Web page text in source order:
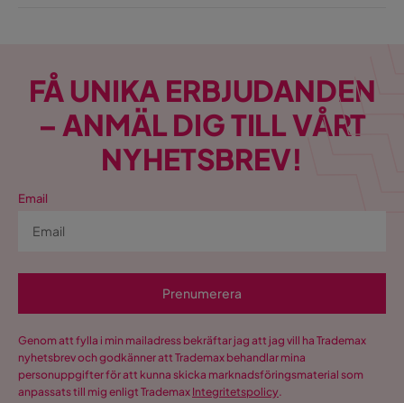
FÅ UNIKA ERBJUDANDEN
– ANMÄL DIG TILL VÅRT
NYHETSBREV!
Email
Prenumerera
Genom att fylla i min mailadress bekräftar jag att jag vill ha Trademax
nyhetsbrev och godkänner att Trademax behandlar mina
personuppgifter för att kunna skicka marknadsföringsmaterial som
anpassats till mig enligt Trademax Integritetspolicy.